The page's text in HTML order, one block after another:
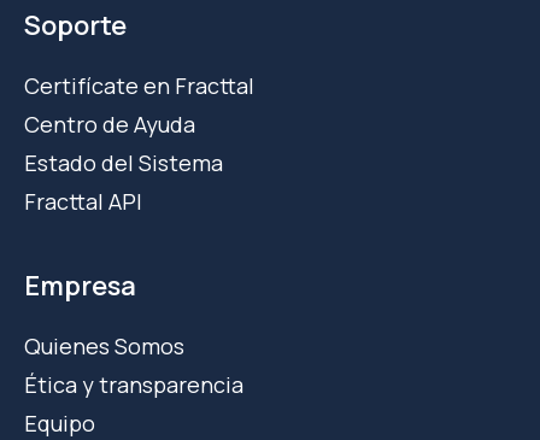
Soporte
Certifícate en Fracttal
Centro de Ayuda
Estado del Sistema
Fracttal API
Empresa
Quienes Somos
Ética y transparencia
Equipo